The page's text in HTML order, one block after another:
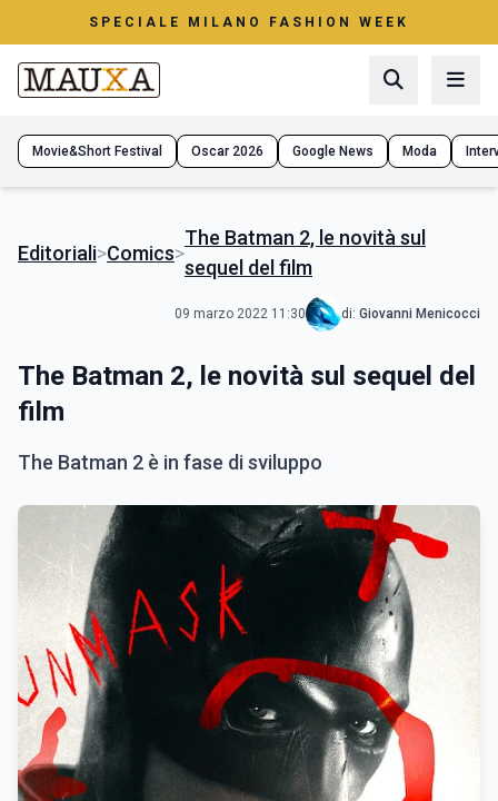
SPECIALE MILANO FASHION WEEK
Movie&Short Festival Oscar 2026 Google News Moda
Editoriali>Comics>
The Batman 2, le novità sul
sequel del film
09 marzo 2022 11:30 di: Giovanni Menicocci
The Batman 2, le novità sul sequel del
film
The Batman 2 è in fase di sviluppo